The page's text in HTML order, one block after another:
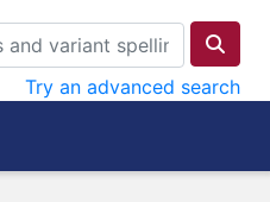
Try an advanced search